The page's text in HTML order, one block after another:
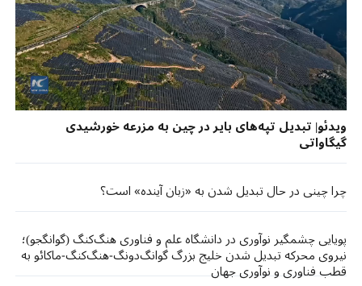
ویدئو| تبدیل تپه‌های بایر در چین به مزرعه خورشیدی
گیگاواتی
چرا چینی در حال تبدیل شدن به «زبان آینده» است؟
پویایی چشمگیر نوآوری در دانشگاه علم و فناوری هنگ‌کنگ (گوانگجو)؛
نیروی محرکه تبدیل شدن خلیج بزرگ گوانگ‌دونگ-هنگ‌کنگ-ماکائو به
قطب فناوری و نوآوری جهان